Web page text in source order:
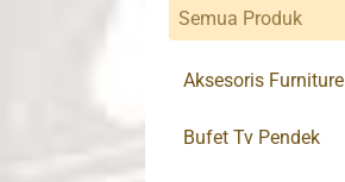
Semua Produk
Aksesoris Furniture
Bufet Tv Pendek